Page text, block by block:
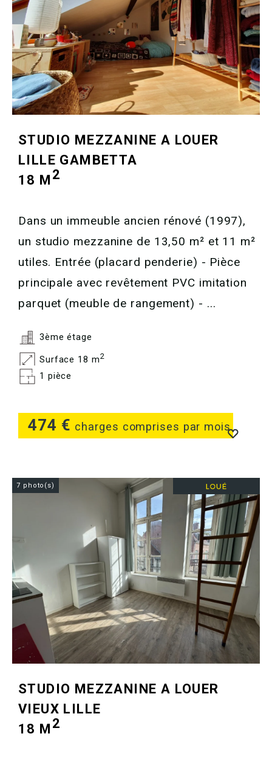
STUDIO MEZZANINE A LOUER
LILLE GAMBETTA
18 M2
474 € charges comprises par mois
Dans un immeuble ancien rénové (1997),
un studio mezzanine de 13,50 m² et 11 m²
utiles. Entrée (placard penderie) - Pièce
principale avec revêtement PVC imitation
parquet (meuble de rangement) - ...
3ème étage
Surface 18 m2
1 pièce
7 photo(s)
STUDIO MEZZANINE A LOUER
VIEUX LILLE
18 M2